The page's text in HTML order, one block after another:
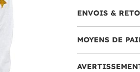
ENVOIS &
MOYENS DE